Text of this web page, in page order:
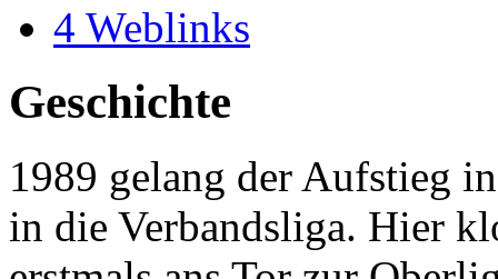
4 Weblinks
Geschichte
1989 gelang der Aufstieg
in die Verbandsliga. Hier